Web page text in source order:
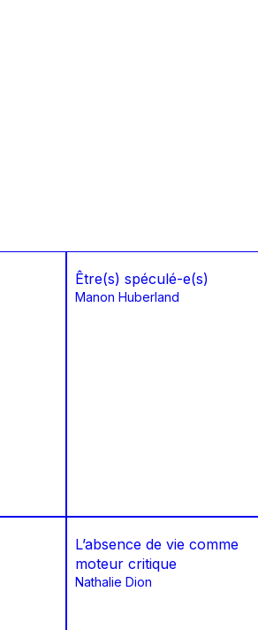
Être(s) spéculé-e(s)
Manon Huberland
L’absence de vie comme
moteur critique
Nathalie Dion